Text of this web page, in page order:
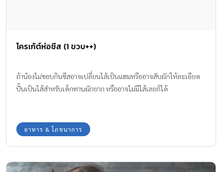
โครเก้ต์ห่อชีส (1 ขวบ++)
ถ้าน้องไม่ชอบกินชีสอาจเปลี่ยนไส้เป็นแฮมหรืออาจสับผักให้ละเอียด
ปั้นเป็นไส้สำหรับเด็กทานผักยาก หรืออาจไม่มีไส้เลยก็ได้
อาหาร & โภชนาการ